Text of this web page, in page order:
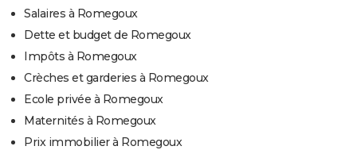
Salaires à Romegoux
Dette et budget de Romegoux
Impôts à Romegoux
Crèches et garderies à Romegoux
Ecole privée à Romegoux
Maternités à Romegoux
Prix immobilier à Romegoux